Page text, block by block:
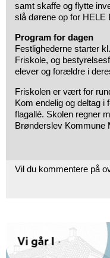
samt skaffe og flytte
slå dørene op for HELE
Program for dagen
Festlighederne starter
Friskole, og
elever og forældre i
Friskolen er vært for
Kom endelig og deltag
flagallé. Skolen regner
Brønderslev Kommune
Vil du kommentere på